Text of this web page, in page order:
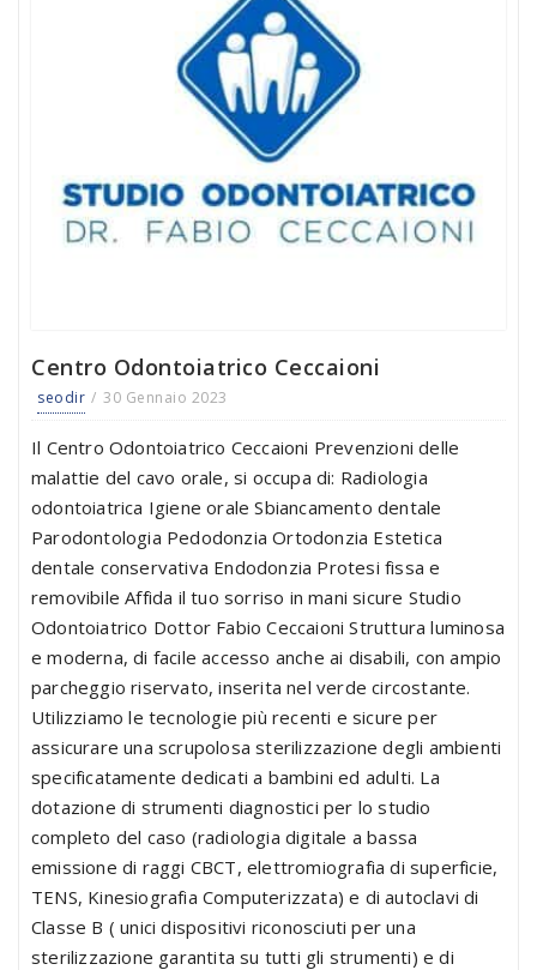
Centro Odontoiatrico Ceccaioni
seodir 30 Gennaio 2023
Il Centro Odontoiatrico Ceccaioni Prevenzioni delle
malattie del cavo orale, si occupa di: Radiologia
odontoiatrica Igiene orale Sbiancamento dentale
Parodontologia Pedodonzia Ortodonzia Estetica
dentale conservativa Endodonzia Protesi fissa e
removibile Affida il tuo sorriso in mani sicure Studio
Odontoiatrico Dottor Fabio Ceccaioni Struttura luminosa
e moderna, di facile accesso anche ai disabili, con ampio
parcheggio riservato, inserita nel verde circostante.
Utilizziamo le tecnologie più recenti e sicure per
assicurare una scrupolosa sterilizzazione degli ambienti
specificatamente dedicati a bambini ed adulti. La
dotazione di strumenti diagnostici per lo studio
completo del caso (radiologia digitale a bassa
emissione di raggi CBCT, elettromiografia di superficie,
TENS, Kinesiografia Computerizzata) e di autoclavi di
Classe B ( unici dispositivi riconosciuti per una
sterilizzazione garantita su tutti gli strumenti) e di